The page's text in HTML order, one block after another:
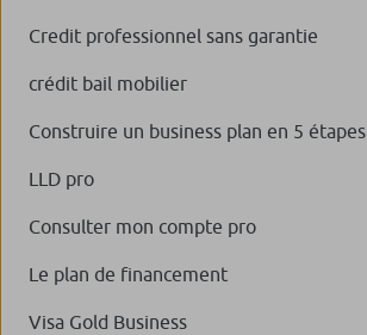
Credit professionnel sans garantie
crédit bail mobilier
Construire un business plan en 5 étapes
LLD pro
Consulter mon compte pro
Le plan de financement
Visa Gold Business